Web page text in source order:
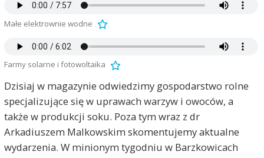
Małe elektrownie wodne
Farmy solarne i fotowoltaika
Dzisiaj w magazynie odwiedzimy gospodarstwo rolne
specjalizujące się w uprawach warzyw i owoców, a
także w produkcji soku. Poza tym wraz z dr
Arkadiuszem Malkowskim skomentujemy aktualne
wydarzenia. W minionym tygodniu w Barzkowicach